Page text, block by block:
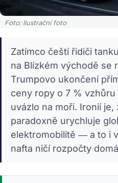
Foto: Ilustrační foto
Zatímco čeští řidiči
na Blízkém východě se
Trumpovo ukončení
ceny ropy o 7 %
uvázlo na moři. Ironií
paradoxně urychluje
elektromobilitě — a to i
nafta ničí rozpočty